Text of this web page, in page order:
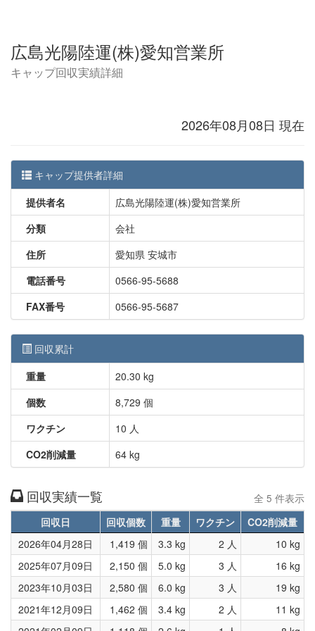
広島光陽陸運(株)愛知営業所
キャップ回収実績詳細
2026年08月08日 現在
キャップ提供者詳細
提供者名
広島光陽陸運(株)愛知営業所
分類
会社
住所
愛知県 安城市
電話番号
0566-95-5688
FAX番号
0566-95-5687
回収累計
重量
20.30 kg
個数
8,729 個
ワクチン
10 人
CO2削減量
64 kg
回収実績一覧 全 5 件表示
回収日 回収個数 重量 ワクチン
CO2削減量
2026年04月28日
1,419 個 3.3 kg 2 人
10 kg
2025年07月09日
2,150 個 5.0 kg 3 人
16 kg
2023年10月03日
2,580 個 6.0 kg 3 人
19 kg
2021年12月09日
1,462 個 3.4 kg 2 人
11 kg